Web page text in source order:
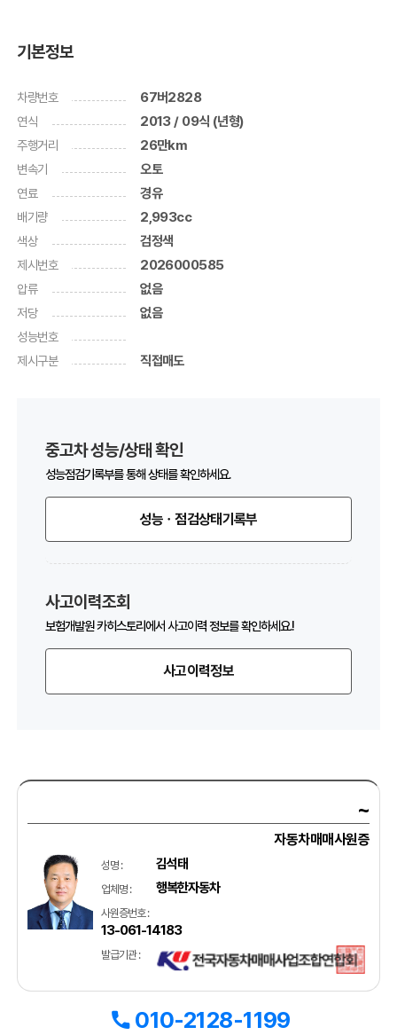
기본정보
차량번호 67버2828
연식 2013 / 09식 (년형)
주행거리 26만km
변속기 오토
연료 경유
배기량 2,993cc
색상 검정색
제시번호 2026000585
압류 없음
저당 없음
성능번호
제시구분
직접매도
중고차 성능/상태 확인
성능점검기록부를 통해 상태를 확인하세요.
성능ㆍ점검상태기록부
사고이력조회
보험개발원 카히스토리에서 사고이력 정보를 확인하세요.!
사고이력정보
~
자동차매매사원증
성명 : 김석태
업체명 : 행복한자동차
사원증번호 :
13-061-14183
발급기관 :
010-2128-1199